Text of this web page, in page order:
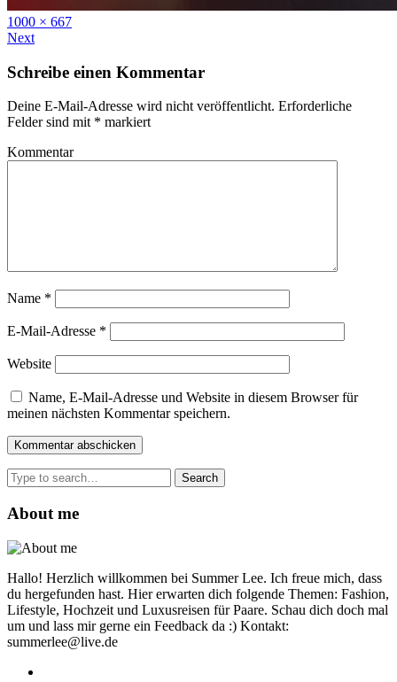
Full
size
1000 × 667
Next
Schreibe einen Kommentar
Deine E-Mail-Adresse wird nicht veröffentlicht. Erforderliche
Felder sind mit * markiert
Kommentar
Name *
E-Mail-Adresse *
Website
Name, E-Mail-Adresse und Website in diesem Browser für
meinen nächsten Kommentar speichern.
Search
for:
About me
Hallo! Herzlich willkommen bei Summer Lee. Ich freue mich, dass
du hergefunden hast. Hier erwarten dich folgende Themen: Fashion,
Lifestyle, Hochzeit und Luxusreisen für Paare. Schau dich doch mal
um und lass mir gerne ein Feedback da :) Kontakt:
summerlee@live.de